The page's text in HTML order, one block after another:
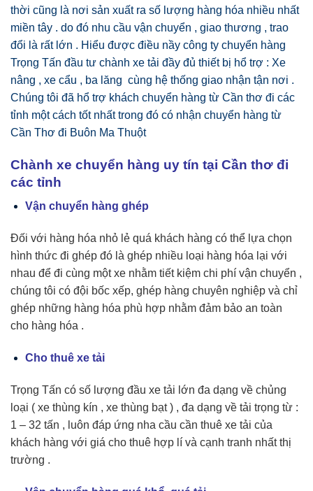
thời cũng là nơi sản xuất ra số lượng hàng hóa nhiều nhất
miền tây . do đó nhu cầu vận chuyển , giao thương , trao
đổi là rất lớn . Hiểu được điều nầy công ty chuyển hàng
Trọng Tấn đầu tư chành xe tải đầy đủ thiết bị hổ trợ : Xe
nâng , xe cẩu , ba lăng cùng hệ thống giao nhận tận nơi .
Chúng tôi đã hổ trợ khách chuyển hàng từ Cần thơ đi các
tỉnh một cách tốt nhất trong đó có nhận chuyển hàng từ
Cần Thơ đi Buôn Ma Thuột
Chành xe chuyển hàng uy tín tại Cần thơ đi
các tỉnh
Vận chuyển hàng ghép
Đối với hàng hóa nhỏ lẻ quá khách hàng có thể lựa chọn
hình thức đi ghép đó là ghép nhiều loại hàng hóa lại với
nhau để đi cùng một xe nhằm tiết kiệm chi phí vận chuyển ,
chúng tôi có đội bốc xếp, ghép hàng chuyên nghiệp và chỉ
ghép những hàng hóa phù hợp nhằm đảm bảo an toàn
cho hàng hóa .
Cho thuê xe tải
Trọng Tấn có số lượng đầu xe tải lớn đa dạng về chủng
loại ( xe thùng kín , xe thùng bạt ) , đa dạng về tải trọng từ :
1 – 32 tấn , luôn đáp ứng nha cầu cần thuê xe tải của
khách hàng với giá cho thuê hợp lí và cạnh tranh nhất thị
trường .